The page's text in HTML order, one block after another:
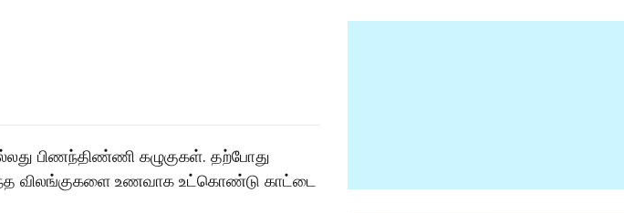
பிணந்திண்ணி கழுகுகள். தற்போது
விலங்குகளை உணவாக உட்கொண்டு காட்டை